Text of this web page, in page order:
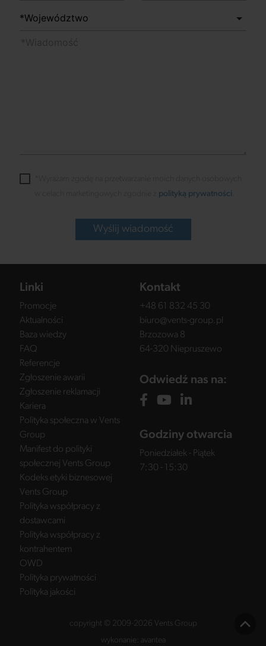
polityką prywatności
Wyślij wiadomość
Linki
Promocje
Aktualności
Baza wiedzy
FAQ
Referencje
Zgłoszenie awarii
Zgłoszenie reklamacji
Kariera
Polityka społeczna w Vents
Group
Manifest do polityki
społecznej Vents Group
Kodeks etyki biznesowej
Vents Group
Polityka współpracy z
dostawcami
Polityka współpracy z
kontrahentem
OWD
Polityka prywatności
Polityka jakości
Kontakt
+48 61 832 45 30
biuro@vents-group.pl
Brzozowa 8
64-320 Niepruszewo
Odwiedź nas na:
Godziny otwarcia
Poniedziałek - Piątek
7:30 - 15:30
copyright © 2009-2026 Vents Group
wykonanie: avantea